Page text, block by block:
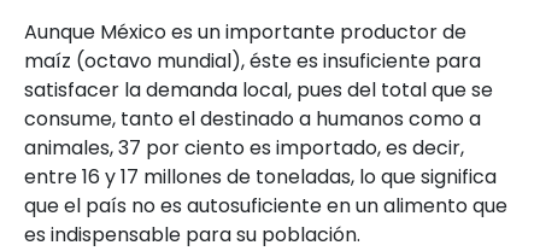
Aunque México es un importante productor de
maíz (octavo mundial), éste es insuficiente para
satisfacer la demanda local, pues del total que se
consume, tanto el destinado a humanos como a
animales, 37 por ciento es importado, es decir,
entre 16 y 17 millones de toneladas, lo que significa
que el país no es autosuficiente en un alimento que
es indispensable para su población.